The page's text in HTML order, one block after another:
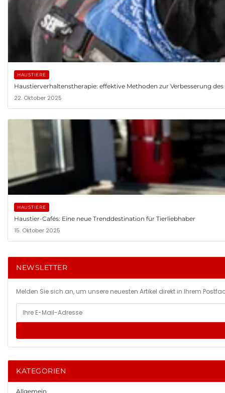
HAUSTIERE
Haustierverhaltenstherapie: effektive Methoden zur Verbesserung des
22. Oktober 2025
HAUSTIERE
Haustier-Cafés: Eine neue Trenddestination für Tierliebhaber
15. Oktober 2025
NEWSLETTER
Melden Sie sich an, um unsere neuesten Artikel direkt in Ihrem
KATEGORIEN
Allgemein